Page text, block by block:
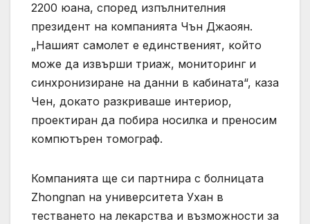
2200 юана, според изпълнителния
президент на компанията Чън Джаоян.
„Нашият самолет е единственият, който
може да извърши триаж, мониторинг и
синхронизиране на данни в кабината“, каза
Чен, докато разкриваше интериор,
проектиран да побира носилка и преносим
компютърен томограф.
Компанията ще си партнира с болницата
Zhongnan на университета Ухан в
тестването на лекарства и възможности за